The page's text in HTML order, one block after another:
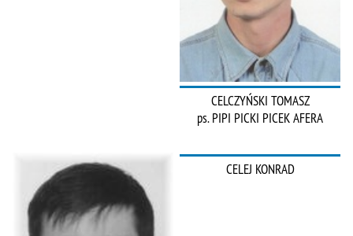
CELCZYŃSKI TOMASZ
ps. PIPI PICKI PICEK AFERA
CELEJ KONRAD